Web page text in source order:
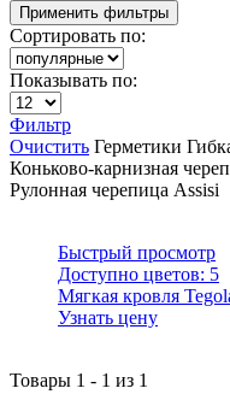
Сортировать по:
Показывать по:
Фильтр
Очистить Герметики
Коньково-карнизная
Рулонная черепица Assisi
Быстрый просмотр
Доступно цветов: 5
Мягкая кровля
Узнать цену
Товары 1 - 1 из 1